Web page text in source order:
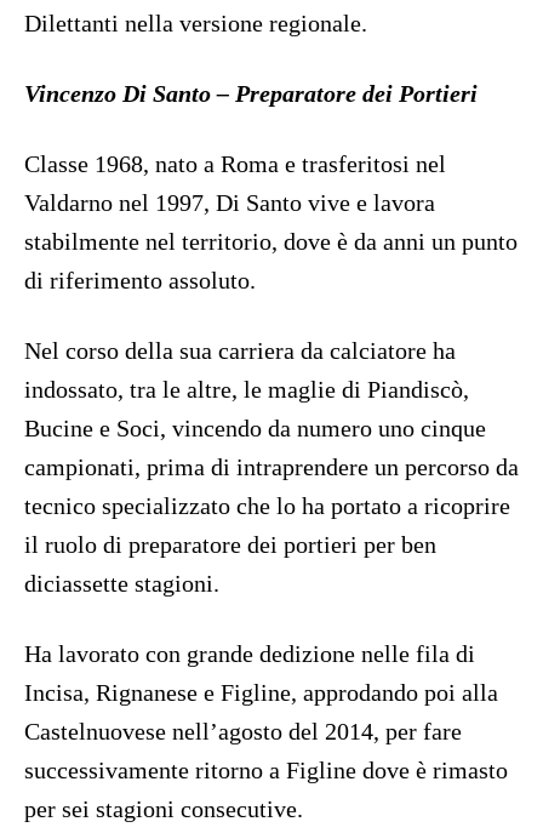
Dilettanti nella versione regionale.
Vincenzo Di Santo – Preparatore dei Portieri
Classe 1968, nato a Roma e trasferitosi nel
Valdarno nel 1997, Di Santo vive e lavora
stabilmente nel territorio, dove è da anni un punto
di riferimento assoluto.
Nel corso della sua carriera da calciatore ha
indossato, tra le altre, le maglie di Piandiscò,
Bucine e Soci, vincendo da numero uno cinque
campionati, prima di intraprendere un percorso da
tecnico specializzato che lo ha portato a ricoprire
il ruolo di preparatore dei portieri per ben
diciassette stagioni.
Ha lavorato con grande dedizione nelle fila di
Incisa, Rignanese e Figline, approdando poi alla
Castelnuovese nell’agosto del 2014, per fare
successivamente ritorno a Figline dove è rimasto
per sei stagioni consecutive.